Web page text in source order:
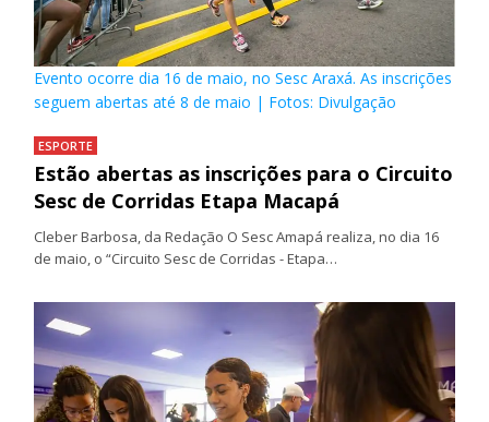
Evento ocorre dia 16 de maio, no Sesc Araxá. As inscrições
seguem abertas até 8 de maio | Fotos: Divulgação
ESPORTE
Estão abertas as inscrições para o Circuito
Sesc de Corridas Etapa Macapá
Cleber Barbosa, da Redação O Sesc Amapá realiza, no dia 16
de maio, o “Circuito Sesc de Corridas - Etapa…